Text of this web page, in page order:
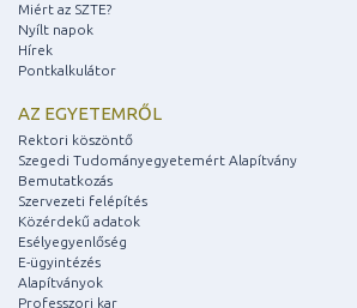
Miért az SZTE?
Nyílt napok
Hírek
Pontkalkulátor
AZ EGYETEMRŐL
Rektori köszöntő
Szegedi Tudományegyetemért Alapítvány
Bemutatkozás
Szervezeti felépítés
Közérdekű adatok
Esélyegyenlőség
E-ügyintézés
Alapítványok
Professzori kar